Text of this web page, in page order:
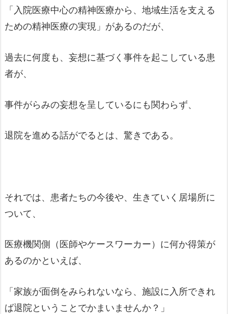
「入院医療中心の精神医療から、地域生活を支える
ための精神医療の実現」があるのだが、
過去に何度も、妄想に基づく事件を起こしている患
者が、
事件がらみの妄想を呈しているにも関わらず、
退院を進める話がでるとは、驚きである。
それでは、患者たちの今後や、生きていく居場所に
ついて、
医療機関側（医師やケースワーカー）に何か得策が
あるのかといえば、
「家族が面倒をみられないなら、施設に入所できれ
ば退院ということでかまいませんか？」